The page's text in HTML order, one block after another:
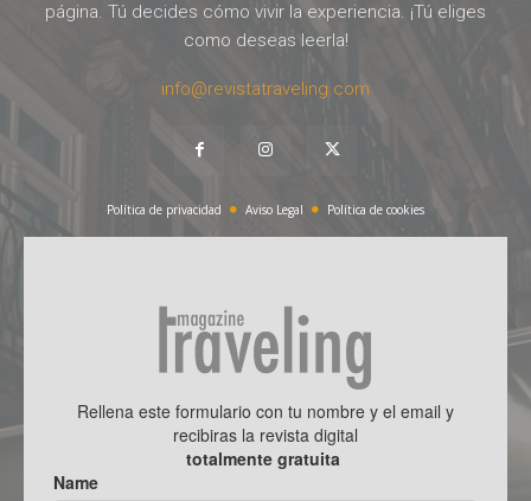
página. Tú decides cómo vivir la experiencia. ¡Tú eliges
como deseas leerla!
info@revistatraveling.com
Política de privacidad Aviso Legal Política de cookies